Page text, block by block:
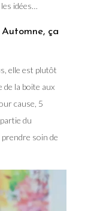
idées…
ça
elle est plutôt
de la boite aux
cause, 5
du
soin de